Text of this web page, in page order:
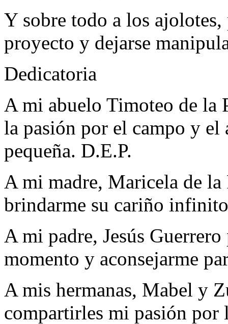
Y sobre todo a los
proyecto y dejarse
Dedicatoria
A mi abuelo Timoteo de la
la pasión por el campo y el
pequeña. D.E.P.
A mi madre, Maricela de
brindarme su cariño
A mi padre, Jesús
momento y aconsejarme
A mis hermanas, Mabel y
compartirles mi pasión por